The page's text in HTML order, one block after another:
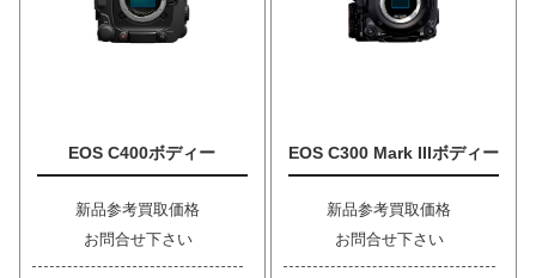
EOS C400ボディー
新品参考買取価格
お問合せ下さい
EOS C300 Mark IIIボディー
新品参考買取価格
お問合せ下さい